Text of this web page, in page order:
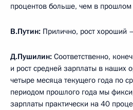
процентов больше, чем в прошлом
В.Путин: Прилично, рост хороший
Д.Пушилин: Соответственно,
и рост средней зарплаты в наших
четыре месяца текущего года по
периодом прошлого года мы
зарплаты практически на 40